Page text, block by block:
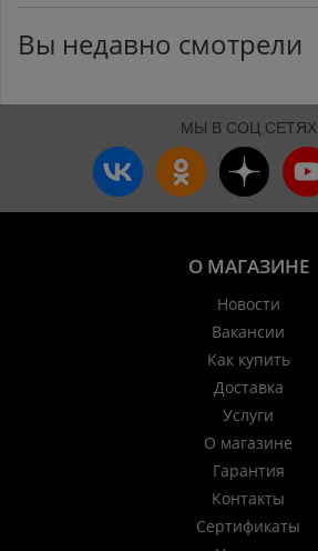
Вы недавно смотрели
МЫ В СОЦ СЕТЯХ
О МАГАЗИНЕ
Новости
Вакансии
Как купить
Доставка
Услуги
О магазине
Гарантия
Контакты
Сертификаты